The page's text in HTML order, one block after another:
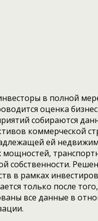
в полной
оценка
собираются
коммерческой
ей
мощностей,
собственности.
в рамках
только после
все данные в